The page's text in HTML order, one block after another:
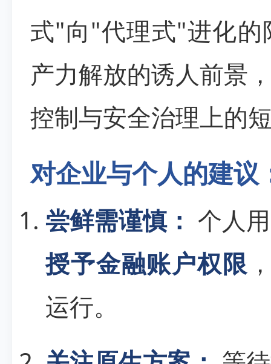
式"向"代理式"进化
产力解放的诱人前景
控制与安全治理上的
对企业与个人的建议
尝鲜需谨慎： 个人
授予金融账户权限
运行。